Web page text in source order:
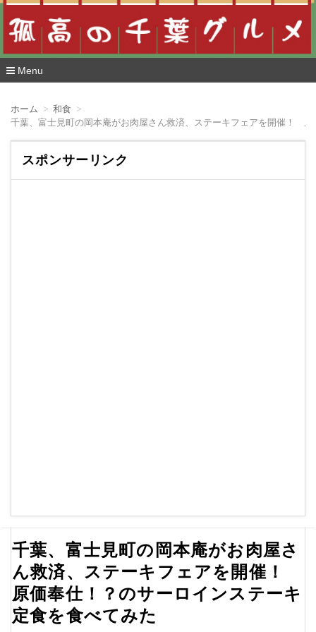
Menu
ホーム
和食
千葉、富士見町の岡本庵がお肉屋さん救済、ステーキフェアを開催！
スポンサーリンク
千葉、富士見町の岡本庵がお肉屋さ
ん救済、ステーキフェアを開催！
原価奉仕！？のサーロインステーキ
定食を食べてみた